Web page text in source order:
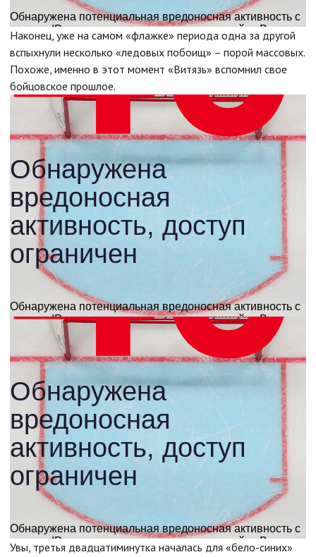
Наконец, уже на самом «флажке» периода одна за другой
вспыхнули несколько «ледовых побоищ» – порой массовых.
Похоже, именно в этот момент «Витязь» вспомнил свое
бойцовское прошлое.
Увы, третья двадцатиминутка началась для «бело-синих»